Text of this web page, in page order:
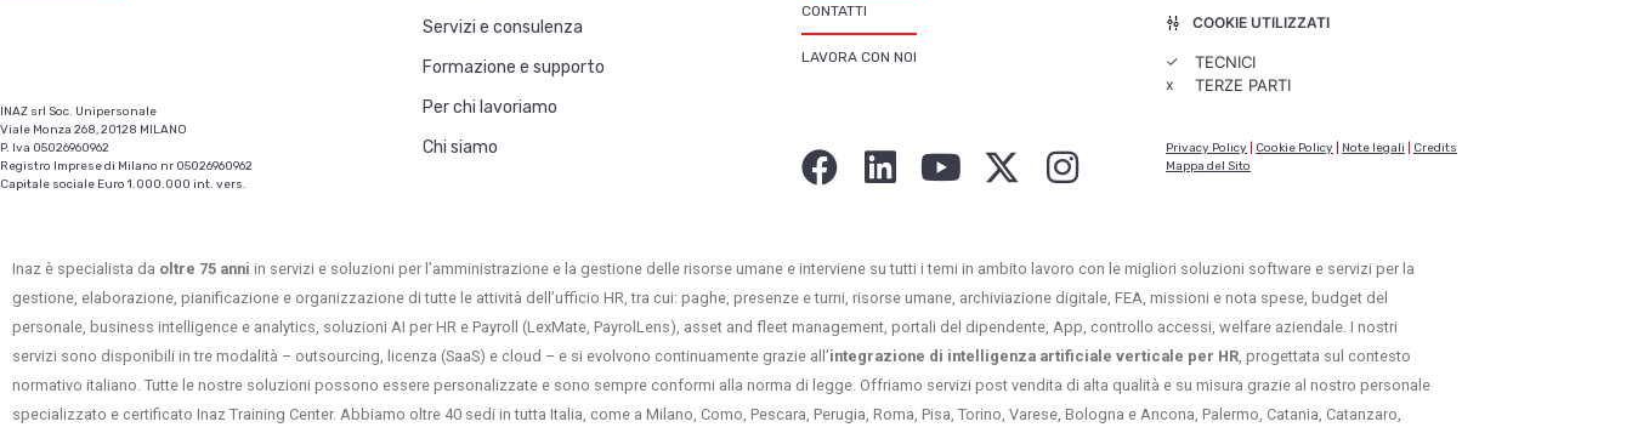
INAZ srl Soc. Unipersonale
Viale Monza 268, 20128 MILANO
P. Iva 05026960962
Registro Imprese di Milano nr 05026960962
Capitale sociale Euro 1.000.000 int. vers.
Servizi e consulenza
Formazione e supporto
Per chi lavoriamo
Chi siamo
CONTATTI
LAVORA CON NOI
COOKIE UTILIZZATI
✓ TECNICI
x TERZE PARTI
Privacy Policy Cookie Policy Note legali
Credits
Mappa del Sito
Inaz è specialista da oltre 75 anni in servizi e soluzioni per l’amministrazione e la gestione delle risorse umane e interviene su tutti i temi in ambito lavoro con le migliori soluzioni software e servizi per la
gestione, elaborazione, pianificazione e organizzazione di tutte le attività dell’ufficio HR, tra cui: paghe, presenze e turni, risorse umane, archiviazione digitale, FEA, missioni e nota spese, budget del
personale, business intelligence e analytics, soluzioni AI per HR e Payroll (LexMate, PayrolLens), asset and fleet management, portali del dipendente, App, controllo accessi, welfare aziendale. I nostri
servizi sono disponibili in tre modalità – outsourcing, licenza (SaaS) e cloud – e si evolvono continuamente grazie all’integrazione di intelligenza artificiale verticale per HR, progettata sul contesto
normativo italiano. Tutte le nostre soluzioni possono essere personalizzate e sono sempre conformi alla norma di legge. Offriamo servizi post vendita di alta qualità e su misura grazie al nostro personale
specializzato e certificato Inaz Training Center. Abbiamo oltre 40 sedi in tutta Italia, come a Milano, Como, Pescara, Perugia, Roma, Pisa, Torino, Varese, Bologna e Ancona, Palermo, Catania, Catanzaro,